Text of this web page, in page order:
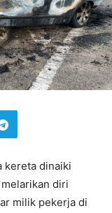
kereta dinaiki
diri
milik pekerja di